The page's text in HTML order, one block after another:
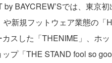
BAYCREW’Sでは、東京
や新規フットウェア業態の
カスした「THENIME」、ホ
プ「THE STAND fool so